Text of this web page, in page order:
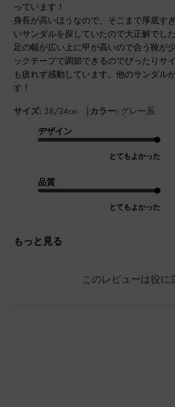
っています！
身長が高いほうなので、そこまで厚底す
いサンダルを探していたので大正解でした
足の幅が広い上に甲が高いので合う靴が
ックテープで調節できるのでぴったりサ
も疲れず感動しています。他のサンダル
す！
サイズ: 38/24cm | カラー: グレー系
デザイン
とてもよかった
品質
とてもよかった
もっと見る
このレビューは役に